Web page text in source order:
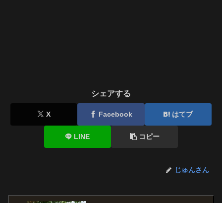
シェアする
X Facebook はてブ
LINE コピー
じゅんさん